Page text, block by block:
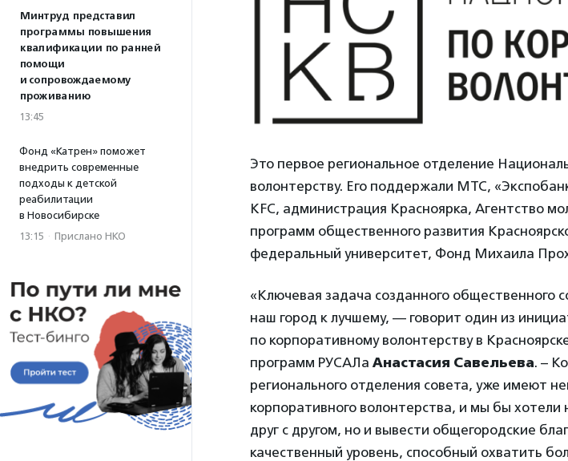
Минтруд представил
программы повышения
квалификации по ранней
помощи
и сопровождаемому
проживанию
13:45
Фонд «Катрен» поможет
внедрить современные
подходы к детской
реабилитации
в Новосибирске
13:15 · Прислано НКО
Это первое региональное отделение
волонтерству. Его поддержали МТС,
KFC, администрация Красноярка, Агентство
программ общественного развития
федеральный университет, Фонд Михаила
«Ключевая задача созданного общественного
наш город к лучшему, — говорит один из
по корпоративному волонтерству в
программ РУСАЛа Анастасия Савельева. –
регионального отделения совета, уже имеют
корпоративного волонтерства, и мы бы
друг с другом, но и вывести общегородские
качественный уровень, способный охватить